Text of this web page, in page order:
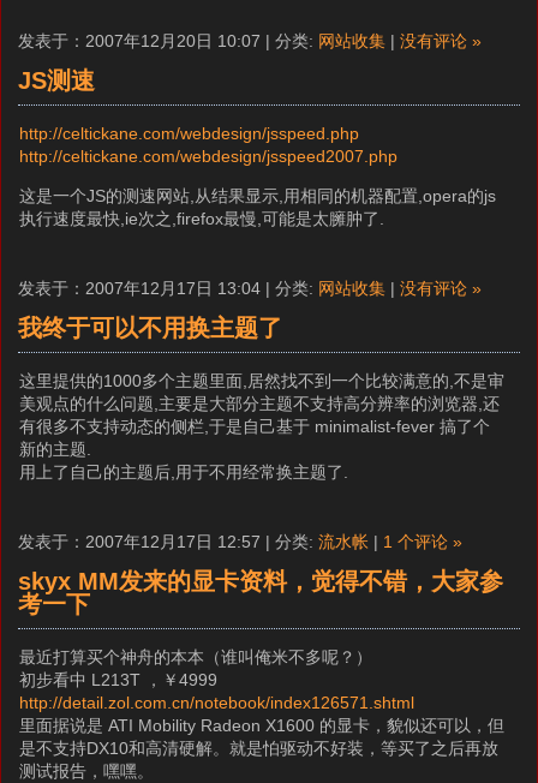
发表于：2007年12月20日 10:07 | 分类: 网站收集 | 没有评论 »
JS测速
http://celtickane.com/webdesign/jsspeed.php
http://celtickane.com/webdesign/jsspeed2007.php
这是一个JS的测速网站,从结果显示,用相同的机器配置,opera的js
执行速度最快,ie次之,firefox最慢,可能是太臃肿了.
发表于：2007年12月17日 13:04 | 分类: 网站收集 | 没有评论 »
我终于可以不用换主题了
这里提供的1000多个主题里面,居然找不到一个比较满意的,不是审
美观点的什么问题,主要是大部分主题不支持高分辨率的浏览器,还
有很多不支持动态的侧栏,于是自己基于 minimalist-fever 搞了个
新的主题.
用上了自己的主题后,用于不用经常换主题了.
发表于：2007年12月17日 12:57 | 分类: 流水帐 | 1 个评论 »
skyx MM发来的显卡资料，觉得不错，大家参
考一下
最近打算买个神舟的本本（谁叫俺米不多呢？）
初步看中 L213T ，￥4999
http://detail.zol.com.cn/notebook/index126571.shtml
里面据说是 ATI Mobility Radeon X1600 的显卡，貌似还可以，但
是不支持DX10和高清硬解。就是怕驱动不好装，等买了之后再放
测试报告，嘿嘿。